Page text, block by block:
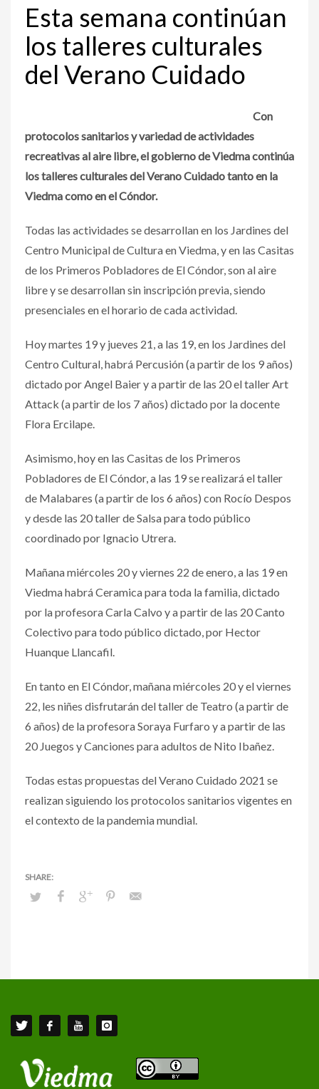
Esta semana continúan
los talleres culturales
del Verano Cuidado
Con
protocolos sanitarios y variedad de actividades
recreativas al aire libre, el gobierno de Viedma continúa
los talleres culturales del Verano Cuidado tanto en la
Viedma como en el Cóndor.
Todas las actividades se desarrollan en los Jardines del
Centro Municipal de Cultura en Viedma, y en las Casitas
de los Primeros Pobladores de El Cóndor, son al aire
libre y se desarrollan sin inscripción previa, siendo
presenciales en el horario de cada actividad.
Hoy martes 19 y jueves 21, a las 19, en los Jardines del
Centro Cultural, habrá Percusión (a partir de los 9 años)
dictado por Angel Baier y a partir de las 20 el taller Art
Attack (a partir de los 7 años) dictado por la docente
Flora Ercilape.
Asimismo, hoy en las Casitas de los Primeros
Pobladores de El Cóndor, a las 19 se realizará el taller
de Malabares (a partir de los 6 años) con Rocío Despos
y desde las 20 taller de Salsa para todo público
coordinado por Ignacio Utrera.
Mañana miércoles 20 y viernes 22 de enero, a las 19 en
Viedma habrá Ceramica para toda la familia, dictado
por la profesora Carla Calvo y a partir de las 20 Canto
Colectivo para todo público dictado, por Hector
Huanque Llancafil.
En tanto en El Cóndor, mañana miércoles 20 y el viernes
22, les niñes disfrutarán del taller de Teatro (a partir de
6 años) de la profesora Soraya Furfaro y a partir de las
20 Juegos y Canciones para adultos de Nito Ibañez.
Todas estas propuestas del Verano Cuidado 2021 se
realizan siguiendo los protocolos sanitarios vigentes en
el contexto de la pandemia mundial.